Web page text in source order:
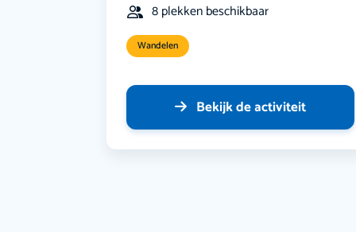
8 plekken beschikbaar
Wandelen
Bekijk de activiteit